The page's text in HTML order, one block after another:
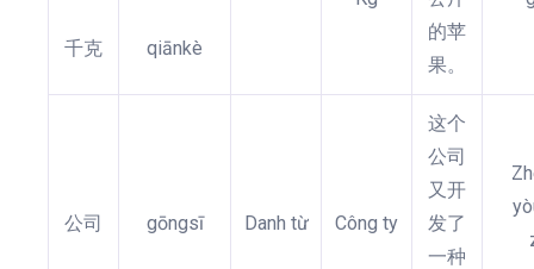
千克 qiānkè
的苹
果。
公司 gōngsī Danh từ Công ty
这个
公司
又开
发了
一种